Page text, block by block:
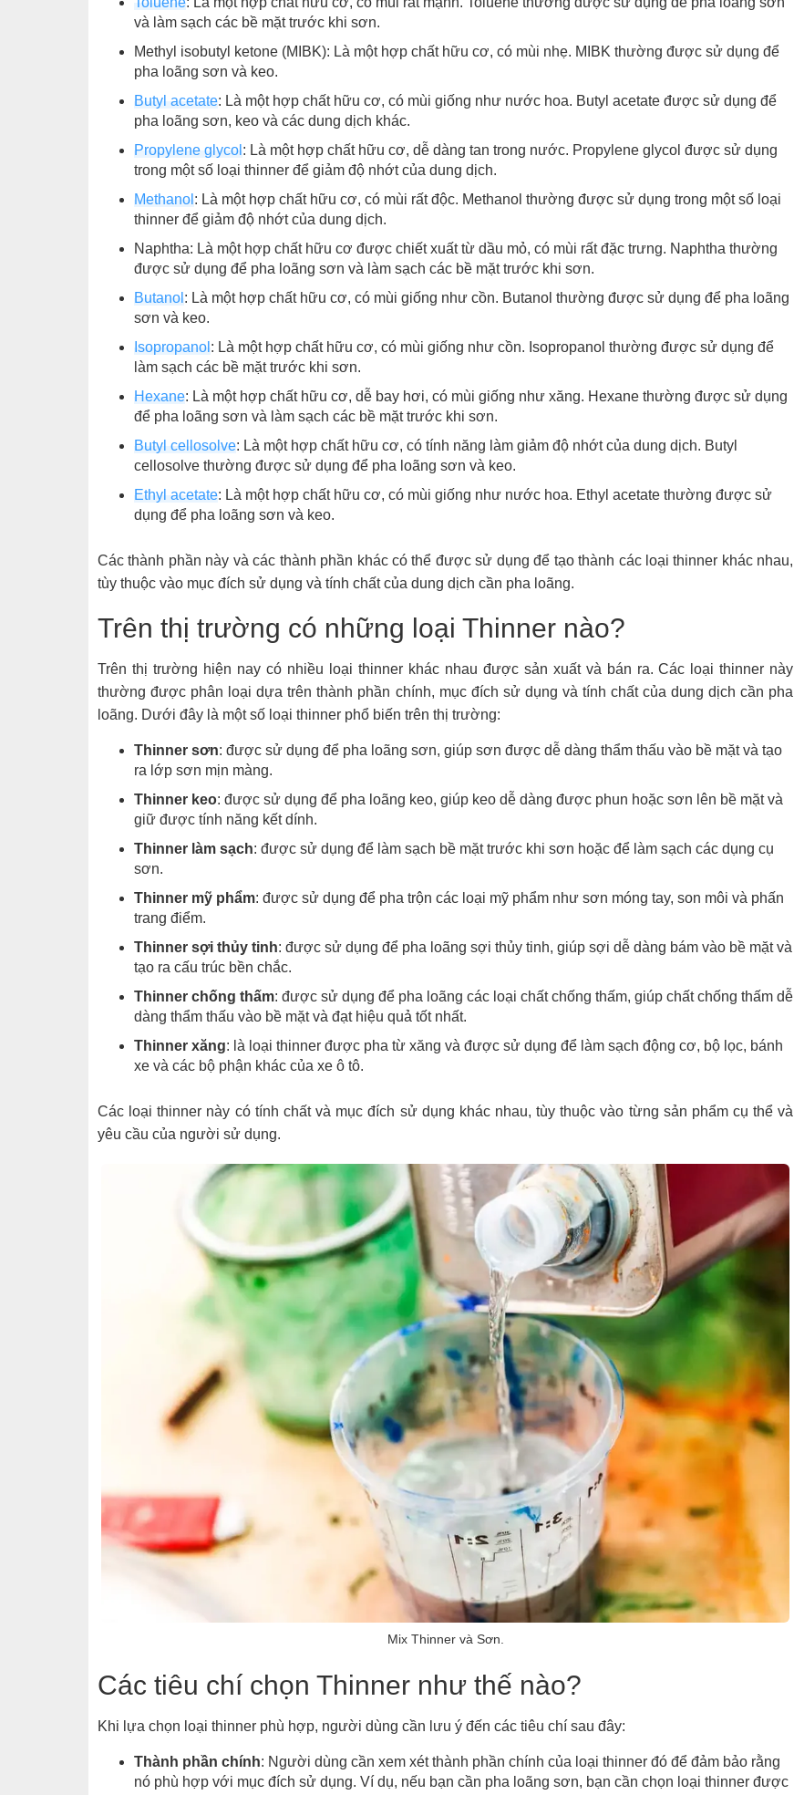
và làm sạch các bề mặt trước khi sơn.
Methyl isobutyl ketone (MIBK): Là một hợp chất hữu cơ, có mùi nhẹ. MIBK thường được sử dụng để
pha loãng sơn và keo.
Butyl acetate: Là một hợp chất hữu cơ, có mùi giống như nước hoa. Butyl acetate được sử dụng để
pha loãng sơn, keo và các dung dịch khác.
Propylene glycol : Là một hợp chất hữu cơ, dễ dàng tan trong nước. Propylene glycol được sử dụng
trong một số loại thinner để giảm độ nhớt của dung dịch.
Methanol : Là một hợp chất hữu cơ, có mùi rất độc. Methanol thường được sử dụng trong một số loại
thinner để giảm độ nhớt của dung dịch.
Naphtha: Là một hợp chất hữu cơ được chiết xuất từ dầu mỏ, có mùi rất đặc trưng. Naphtha thường
được sử dụng để pha loãng sơn và làm sạch các bề mặt trước khi sơn.
Butanol : Là một hợp chất hữu cơ, có mùi giống như cồn. Butanol thường được sử dụng để pha loãng
sơn và keo.
Isopropanol : Là một hợp chất hữu cơ, có mùi giống như cồn. Isopropanol thường được sử dụng để
làm sạch các bề mặt trước khi sơn.
Hexane: Là một hợp chất hữu cơ, dễ bay hơi, có mùi giống như xăng. Hexane thường được sử dụng
để pha loãng sơn và làm sạch các bề mặt trước khi sơn.
Butyl cellosolve: Là một hợp chất hữu cơ, có tính năng làm giảm độ nhớt của dung dịch. Butyl
cellosolve thường được sử dụng để pha loãng sơn và keo.
Ethyl acetate: Là một hợp chất hữu cơ, có mùi giống như nước hoa. Ethyl acetate thường được sử
dụng để pha loãng sơn và keo.
Các thành phần này và các thành phần khác có thể được sử dụng để tạo thành các loại thinner khác nhau,
tùy thuộc vào mục đích sử dụng và tính chất của dung dịch cần pha loãng.
Trên thị trường có những loại Thinner nào?
Trên thị trường hiện nay có nhiều loại thinner khác nhau được sản xuất và bán ra. Các loại thinner này
thường được phân loại dựa trên thành phần chính, mục đích sử dụng và tính chất của dung dịch cần pha
loãng. Dưới đây là một số loại thinner phổ biến trên thị trường:
Thinner sơn: được sử dụng để pha loãng sơn, giúp sơn được dễ dàng thẩm thấu vào bề mặt và tạo
ra lớp sơn mịn màng.
Thinner keo: được sử dụng để pha loãng keo, giúp keo dễ dàng được phun hoặc sơn lên bề mặt và
giữ được tính năng kết dính.
Thinner làm sạch: được sử dụng để làm sạch bề mặt trước khi sơn hoặc để làm sạch các dụng cụ
sơn.
Thinner mỹ phẩm: được sử dụng để pha trộn các loại mỹ phẩm như sơn móng tay, son môi và phấn
trang điểm.
Thinner sợi thủy tinh: được sử dụng để pha loãng sợi thủy tinh, giúp sợi dễ dàng bám vào bề mặt và
tạo ra cấu trúc bền chắc.
Thinner chống thấm: được sử dụng để pha loãng các loại chất chống thấm, giúp chất chống thấm dễ
dàng thẩm thấu vào bề mặt và đạt hiệu quả tốt nhất.
Thinner xăng: là loại thinner được pha từ xăng và được sử dụng để làm sạch động cơ, bộ lọc, bánh
xe và các bộ phận khác của xe ô tô.
Các loại thinner này có tính chất và mục đích sử dụng khác nhau, tùy thuộc vào từng sản phẩm cụ thể và
yêu cầu của người sử dụng.
Mix Thinner và Sơn.
Các tiêu chí chọn Thinner như thế nào?
Khi lựa chọn loại thinner phù hợp, người dùng cần lưu ý đến các tiêu chí sau đây:
Thành phần chính: Người dùng cần xem xét thành phần chính của loại thinner đó để đảm bảo rằng
nó phù hợp với mục đích sử dụng. Ví dụ, nếu bạn cần pha loãng sơn, bạn cần chọn loại thinner được